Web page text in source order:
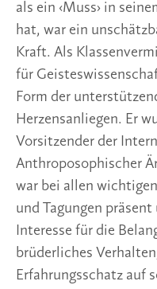
als ein ‹Muss› in
hat, war ein
Kraft. Als
für
Form der
Herzensanliegen. Er
Vorsitzender der
Anthroposophischer
war bei allen
und Tagungen
Interesse für die
brüderliches
Erfahrungsschatz auf